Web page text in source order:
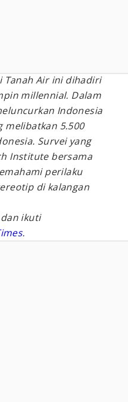
Tanah Air ini dihadiri
millennial. Dalam
Indonesia
melibatkan 5.500
Survei yang
Institute bersama
perilaku
di kalangan
dan ikuti
.